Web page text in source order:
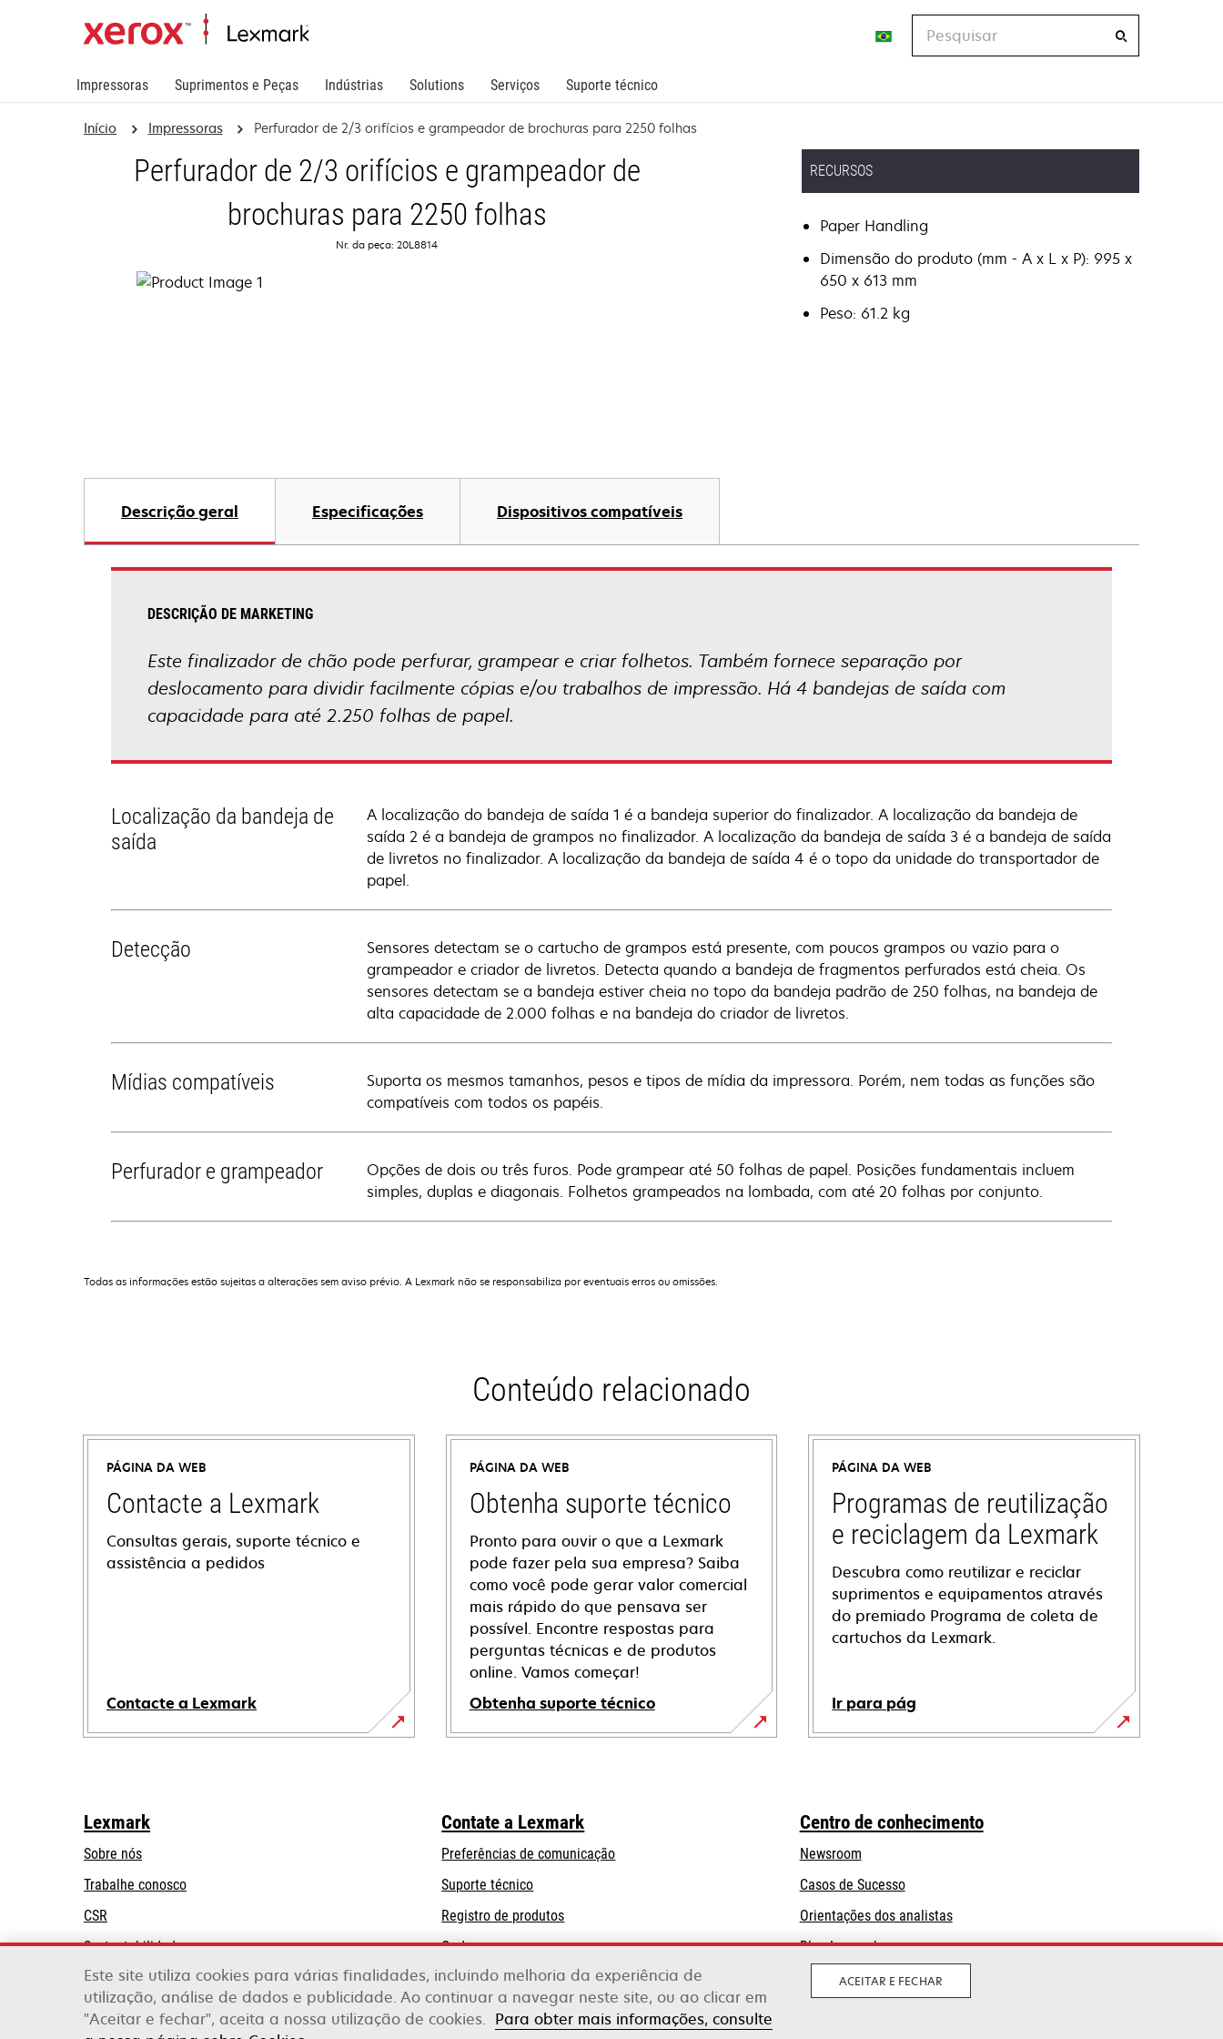
Impressoras Suprimentos e Peças Indústrias Solutions Serviços Suporte técnico
Início Impressoras Perfurador de 2/3 orifícios e grampeador de brochuras para 2250 folhas
Perfurador de 2/3 orifícios e grampeador de
brochuras para 2250 folhas
Nr. da peça: 20L8814
RECURSOS
Paper Handling
Dimensão do produto (mm - A x L x P): 995 x
650 x 613 mm
Peso: 61.2 kg
Descrição geral Especificações Dispositivos compatíveis
DESCRIÇÃO DE MARKETING
Este finalizador de chão pode perfurar, grampear e criar folhetos. Também fornece separação por
deslocamento para dividir facilmente cópias e/ou trabalhos de impressão. Há 4 bandejas de saída com
capacidade para até 2.250 folhas de papel.
Localização da bandeja de
saída
A localização do bandeja de saída 1 é a bandeja superior do finalizador. A localização da bandeja de
saída 2 é a bandeja de grampos no finalizador. A localização da bandeja de saída 3 é a bandeja de saída
de livretos no finalizador. A localização da bandeja de saída 4 é o topo da unidade do transportador de
papel.
Detecção
Sensores detectam se o cartucho de grampos está presente, com poucos grampos ou vazio para o
grampeador e criador de livretos. Detecta quando a bandeja de fragmentos perfurados está cheia. Os
sensores detectam se a bandeja estiver cheia no topo da bandeja padrão de 250 folhas, na bandeja de
alta capacidade de 2.000 folhas e na bandeja do criador de livretos.
Mídias compatíveis
Suporta os mesmos tamanhos, pesos e tipos de mídia da impressora. Porém, nem todas as funções são
compatíveis com todos os papéis.
Perfurador e grampeador
Opções de dois ou três furos. Pode grampear até 50 folhas de papel. Posições fundamentais incluem
simples, duplas e diagonais. Folhetos grampeados na lombada, com até 20 folhas por conjunto.
Todas as informações estão sujeitas a alterações sem aviso prévio. A Lexmark não se responsabiliza por eventuais erros ou omissões.
Conteúdo relacionado
PÁGINA DA WEB
Contacte a Lexmark
Consultas gerais, suporte técnico e
assistência a pedidos
Contacte a Lexmark
PÁGINA DA WEB
Obtenha suporte técnico
Pronto para ouvir o que a Lexmark
pode fazer pela sua empresa? Saiba
como você pode gerar valor comercial
mais rápido do que pensava ser
possível. Encontre respostas para
perguntas técnicas e de produtos
online. Vamos começar!
Obtenha suporte técnico
abre
guia
PÁGINA DA WEB
Programas de reutilização
e reciclagem da Lexmark
Descubra como reutilizar e reciclar
suprimentos e equipamentos através
do premiado Programa de coleta de
cartuchos da Lexmark.
Ir para pág
Lexmark
Sobre nós
Trabalhe conosco
CSR
Sustentabilidade
Parceiros Lexmark
Contate a Lexmark
Preferências de comunicação
Suporte técnicoabre
em
uma
nova
guia
Registro de produtos
Onde comprar
Centro de conhecimento
Newsroom
Casos de Sucesso
Orientações dos analistas
Blog Lexmark
Lexmark International, Inc., uma empresa da Xerox
Este site utiliza cookies para várias finalidades, incluindo melhoria da experiência de
utilização, análise de dados e publicidade. Ao continuar a navegar neste site, ou ao clicar em
"Aceitar e fechar", aceita a nossa utilização de cookies. Para obter mais informações, consulte
ACEITAR E FECHAR